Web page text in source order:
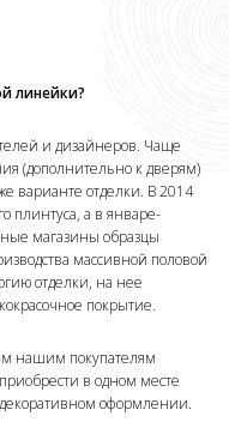
линейки?
и дизайнеров. Чаще
(дополнительно к дверям)
варианте отделки. В 2014
плинтуса, а в январе-
магазины образцы
массивной половой
отделки, на нее
покрытие.
нашим покупателям
в одном месте
оформлении.